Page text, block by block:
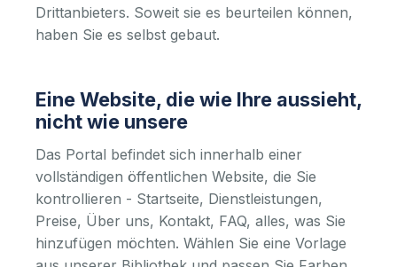
Drittanbieters. Soweit sie es beurteilen können,
haben Sie es selbst gebaut.
Eine Website, die wie Ihre aussieht,
nicht wie unsere
Das Portal befindet sich innerhalb einer
vollständigen öffentlichen Website, die Sie
kontrollieren - Startseite, Dienstleistungen,
Preise, Über uns, Kontakt, FAQ, alles, was Sie
hinzufügen möchten. Wählen Sie eine Vorlage